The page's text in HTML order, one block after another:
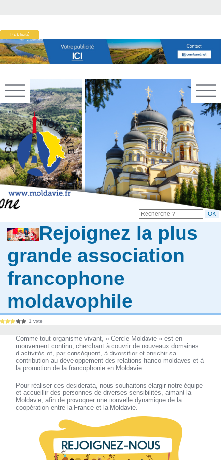
Publicité
Rejoignez la plus
grande association
francophone
moldavophile
1 vote
Comme tout organisme vivant, « Cercle Moldavie » est en
mouvement continu, cherchant à couvrir de nouveaux domaines
d’activités et, par conséquent, à diversifier et enrichir sa
contribution au développement des relations franco-moldaves et à
la promotion de la francophonie en Moldavie.
Pour réaliser ces desiderata, nous souhaitons élargir notre équipe
et accueillir des personnes de diverses sensibilités, aimant la
Moldavie, afin de provoquer une nouvelle dynamique de la
coopération entre la France et la Moldavie.